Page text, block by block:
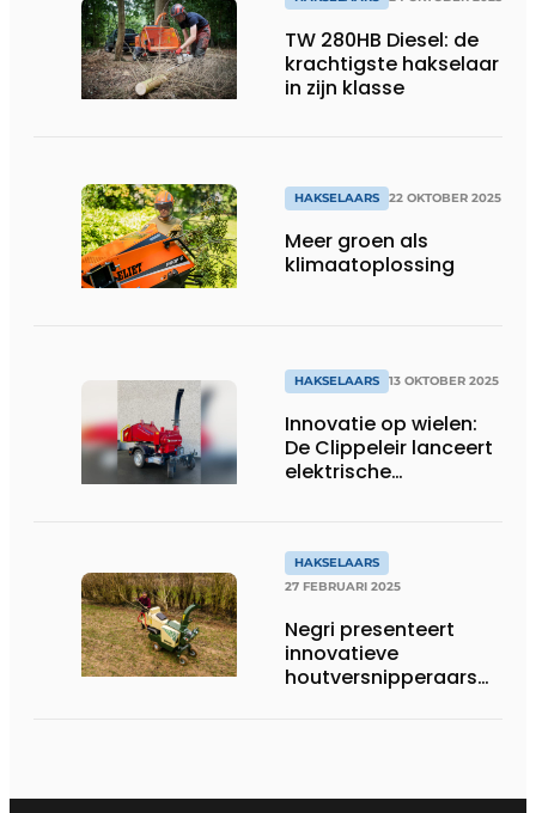
TW 280HB Diesel: de
krachtigste hakselaar
in zijn klasse
HAKSELAARS 22 OKTOBER 2025
Meer groen als
klimaatoplossing
HAKSELAARS 13 OKTOBER 2025
Innovatie op wielen:
De Clippeleir lanceert
elektrische
HAKSELAARS
27 FEBRUARI 2025
Negri presenteert
innovatieve
houtversnipperaars